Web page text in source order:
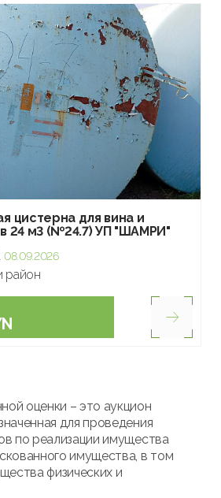
цистерна для вина и
24 м3 (№24.7) УП "ШАМРИ"
08.09.2026
район
оценки – это аукцион
для проведения
по реализации имущества
имущества, в том
физических и